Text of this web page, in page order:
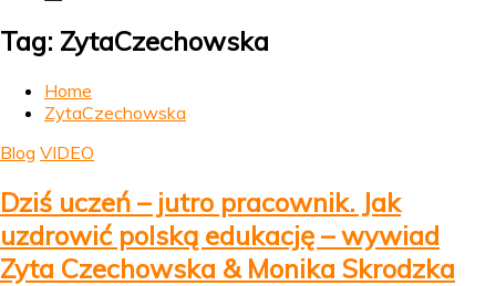
Tag: ZytaCzechowska
Home
ZytaCzechowska
Blog VIDEO
Dziś uczeń – jutro pracownik. Jak
uzdrowić polską edukację – wywiad
Zyta Czechowska & Monika Skrodzka